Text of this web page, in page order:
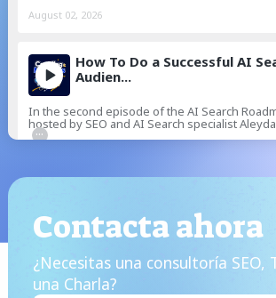
August 02, 2026
How To Do a Successful AI
Audien...
In the second episode of the AI Search
hosted by SEO and AI Search specialist
...
AEO): What...
In the first episode of the AI Search Roadmap
SEO and AI Search specialist Aleyda Solis, she
July 12, 2026
Contacta ahora
¿Necesitas una consultoría SEO,
una Charla?